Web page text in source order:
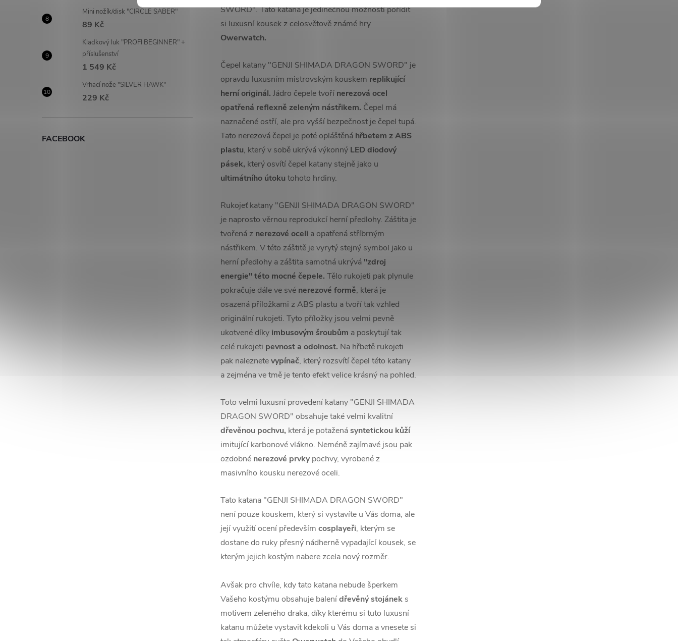
Mini nožík/disk "CIRCLE SABER"
89 Kč
Kladkový luk "PROFI BEGINNER" +
příslušenství
1 549 Kč
Vrhací nože "SILVER HAWK"
229 Kč
FACEBOOK
SWORD". Tato katana je jedinečnou možností pořídit
si luxusní kousek z celosvětově známé hry
Owerwatch.
Čepel katany "GENJI SHIMADA DRAGON SWORD" je
opravdu luxusním mistrovským kouskem replikující
herní originál. Jádro čepele tvoří nerezová ocel
opatřená reflexně zeleným nástřikem. Čepel má
naznačené ostří, ale pro vyšší bezpečnost je čepel tupá.
Tato nerezová čepel je poté opláštěná hřbetem z ABS
plastu, který v sobě ukrývá výkonný LED diodový
pásek, který osvítí čepel katany stejně jako u
ultimátního útoku tohoto hrdiny.
Rukojeť katany "GENJI SHIMADA DRAGON SWORD"
je naprosto věrnou reprodukcí herní předlohy. Záštita je
tvořená z nerezové oceli a opatřená stříbrným
nástřikem. V této záštitě je vyrytý stejný symbol jako u
herní předlohy a záštita samotná ukrývá "zdroj
energie" této mocné čepele. Tělo rukojeti pak plynule
pokračuje dále ve své nerezové formě, která je
osazená příložkami z ABS plastu a tvoří tak vzhled
originální rukojeti. Tyto příložky jsou velmi pevně
ukotvené díky imbusovým šroubům a poskytují tak
celé rukojeti pevnost a odolnost. Na hřbetě rukojeti
pak naleznetevypínač, který rozsvítí čepel této katany
a zejména ve tmě je tento efekt velice krásný na pohled.
Toto velmi luxusní provedení katany "GENJI SHIMADA
DRAGON SWORD" obsahuje také velmi kvalitní
dřevěnou pochvu, která je potaženásyntetickou kůží
imitující karbonové vlákno. Neméně zajímavé jsou pak
ozdobné nerezové prvkypochvy, vyrobené z
masivního kousku nerezové oceli.
Tato katana "GENJI SHIMADA DRAGON SWORD"
není pouze kouskem, který si vystavíte u Vás doma, ale
její využití ocení především cosplayeři, kterým se
dostane do ruky přesný nádherně vypadající kousek, se
kterým jejich kostým nabere zcela nový rozměr.
Avšak pro chvíle, kdy tato katana nebude šperkem
Vašeho kostýmu obsahuje balenídřevěný stojánek s
motivem zeleného draka, díky kterému si tuto luxusní
katanu můžete vystavit kdekoli u Vás doma a vnesete si